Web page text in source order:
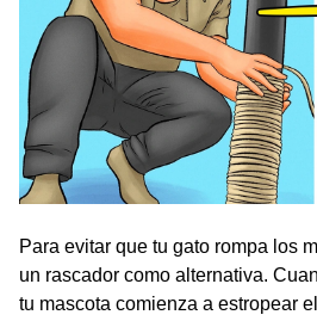
Para evitar que tu gato rompa los
un rascador como alternativa.
tu mascota comienza a estropear